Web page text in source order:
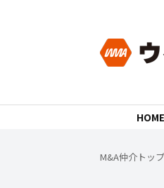
HOME
M&A仲介トップ